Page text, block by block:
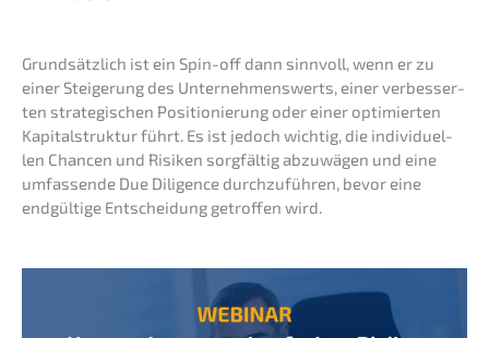
Grund­sätz­lich ist ein Spin-off dann sinnvoll, wenn er zu
einer Steige­rung des Unter­neh­mens­werts, einer verbes­ser­
ten strate­gi­schen Positio­nie­rung oder einer optimier­ten
Kapital­struk­tur führt. Es ist jedoch wichtig, die indivi­du­el­
len Chancen und Risiken sorgfäl­tig abzuwä­gen und eine
umfas­sen­de Due Diligence durch­zu­füh­ren, bevor eine
endgül­ti­ge Entschei­dung getrof­fen wird.